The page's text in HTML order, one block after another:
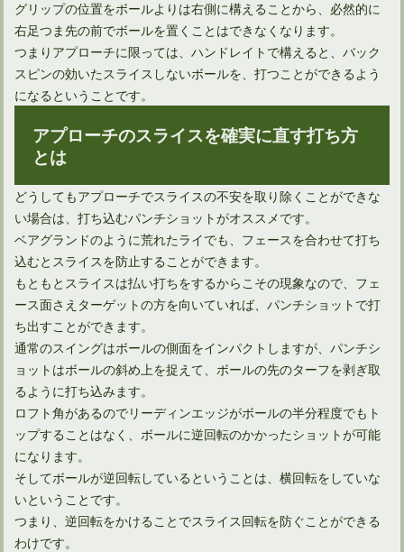
正しい体重移動ピッチングフォームをゴルフスイングに生かす
グリップの位置をボールよりは右側に構えることから、必然的に
右足つま先の前でボールを置くことはできなくなります。
つまりアプローチに限っては、ハンドレイトで構えると、バック
スピンの効いたスライスしないボールを、打つことができるよう
になるということです。
アプローチのスライスを確実に直す打ち方
とは
どうしてもアプローチでスライスの不安を取り除くことができな
い場合は、打ち込むパンチショットがオススメです。
ベアグランドのように荒れたライでも、フェースを合わせて打ち
込むとスライスを防止することができます。
もともとスライスは払い打ちをするからこその現象なので、フェ
ース面さえターゲットの方を向いていれば、パンチショットで打
ち出すことができます。
通常のスイングはボールの側面をインパクトしますが、パンチシ
ョットはボールの斜め上を捉えて、ボールの先のターフを剥ぎ取
るように打ち込みます。
ロフト角があるのでリーディンエッジがボールの半分程度でもト
ップすることはなく、ボールに逆回転のかかったショットが可能
になります。
そしてボールが逆回転しているということは、横回転をしていな
いということです。
つまり、逆回転をかけることでスライス回転を防ぐことができる
わけです。